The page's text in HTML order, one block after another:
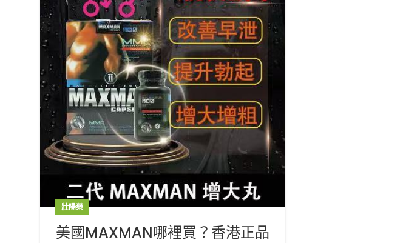
壯陽藥
美國MAXMAN哪裡買？香港正品